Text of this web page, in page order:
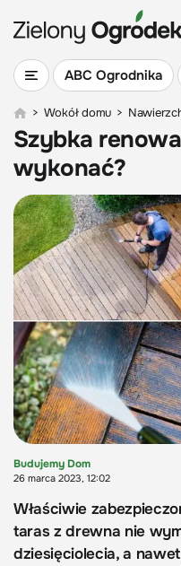
ABC Ogrodnika
> Wokół domu >
Szybka
wykonać?
Budujemy Dom
26 marca 2023, 12:02
Właściwie
taras z drewna nie
dziesięciolecia, a